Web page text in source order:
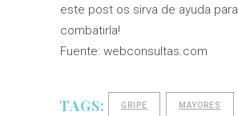
este post os sirva de ayuda para
combatirla!
Fuente: webconsultas.com
TAGS: GRIPE MAYORES